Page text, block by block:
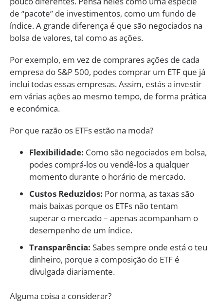
de “pacote” de investimentos, como um fundo de
índice. A grande diferença é que são negociados na
bolsa de valores, tal como as ações.
Por exemplo, em vez de comprares ações de cada
empresa do S&P 500, podes comprar um ETF que já
inclui todas essas empresas. Assim, estás a investir
em várias ações ao mesmo tempo, de forma prática
e económica.
Por que razão os ETFs estão na moda?
Flexibilidade: Como são negociados em bolsa,
podes comprá-los ou vendê-los a qualquer
momento durante o horário de mercado.
Custos Reduzidos: Por norma, as taxas são
mais baixas porque os ETFs não tentam
superar o mercado – apenas acompanham o
desempenho de um índice.
Transparência: Sabes sempre onde está o teu
dinheiro, porque a composição do ETF é
divulgada diariamente.
Alguma coisa a considerar?